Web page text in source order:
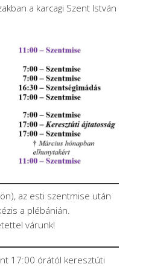
a karcagi Szent István
az esti szentmise után
a plébánián.
várunk!
17:00 órától keresztúti